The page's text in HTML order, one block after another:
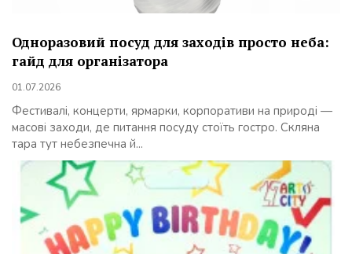
Одноразовий посуд для заходів просто неба:
гайд для організатора
01.07.2026
Фестивалі, концерти, ярмарки, корпоративи на природі —
масові заходи, де питання посуду стоїть гостро. Скляна
тара тут небезпечна й...